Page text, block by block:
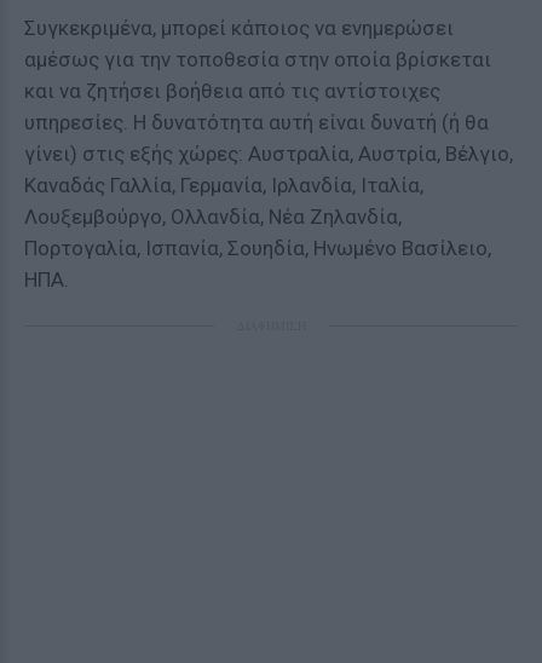
Συγκεκριμένα, μπορεί κάποιος να ενημερώσει
αμέσως για την τοποθεσία στην οποία βρίσκεται
και να ζητήσει βοήθεια από τις αντίστοιχες
υπηρεσίες. Η δυνατότητα αυτή είναι δυνατή (ή θα
γίνει) στις εξής χώρες: Αυστραλία, Αυστρία, Βέλγιο,
Καναδάς Γαλλία, Γερμανία, Ιρλανδία, Ιταλία,
Λουξεμβούργο, Ολλανδία, Νέα Ζηλανδία,
Πορτογαλία, Ισπανία, Σουηδία, Ηνωμένο Βασίλειο,
ΗΠΑ.